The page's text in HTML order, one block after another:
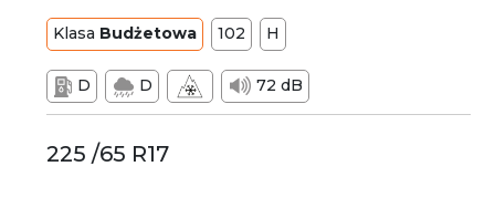
Klasa Budżetowa 102 H
D D 72 dB
225 /65 R17